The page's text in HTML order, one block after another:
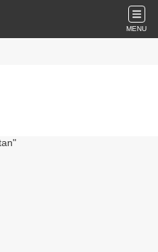
MENU